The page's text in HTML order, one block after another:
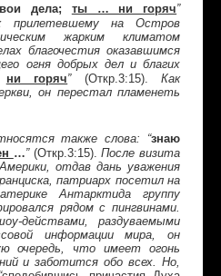
дела; ты … ни горяч”
на Остров
жарким климатом
благочестия оказавшимся
огня добрых дел и благих
ни горяч” (Откр.3:15).Как
он перестал пламенеть
также слова: “знаю
…” (Откр.3:15). После визита
отдав дань уважения
патриарх посетил на
Антарктида группу
рядом с пингвинами.
действами, раздуваемыми
информации мира, он
очередь, что имеет огонь
и заботится обо всех. Но,